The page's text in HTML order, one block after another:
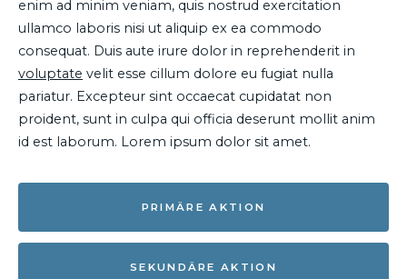
enim ad minim veniam, quis nostrud exercitation
ullamco laboris nisi ut aliquip ex ea commodo
consequat. Duis aute irure dolor in reprehenderit in
voluptate velit esse cillum dolore eu fugiat nulla
pariatur. Excepteur sint occaecat cupidatat non
proident, sunt in culpa qui officia deserunt mollit anim
id est laborum. Lorem ipsum dolor sit amet.
PRIMÄRE AKTION
SEKUNDÄRE AKTION